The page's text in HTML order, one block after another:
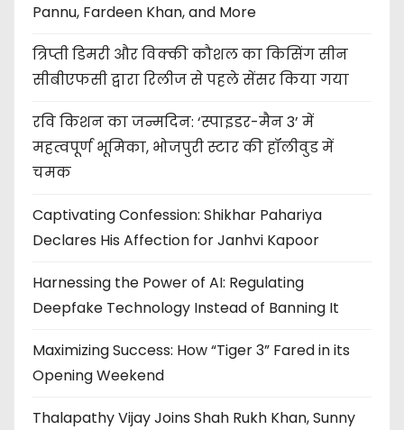
Pannu, Fardeen Khan, and More
त्रिप्ती डिमरी और विक्की कौशल का किसिंग सीन
सीबीएफसी द्वारा रिलीज से पहले सेंसर किया गया
रवि किशन का जन्मदिन: ‘स्पाइडर-मैन 3’ में
महत्वपूर्ण भूमिका, भोजपुरी स्टार की हॉलीवुड में
चमक
Captivating Confession: Shikhar Pahariya
Declares His Affection for Janhvi Kapoor
Harnessing the Power of AI: Regulating
Deepfake Technology Instead of Banning It
Maximizing Success: How “Tiger 3” Fared in its
Opening Weekend
Thalapathy Vijay Joins Shah Rukh Khan, Sunny